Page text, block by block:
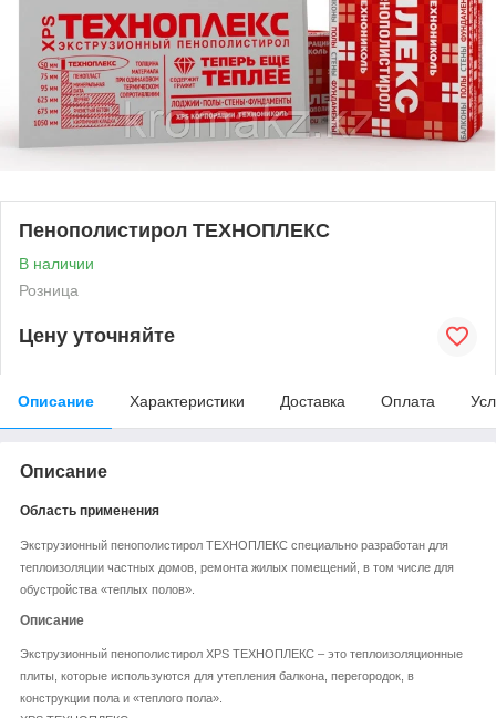
Пенополистирол ТЕХНОПЛЕКС
В наличии
Розница
Цену уточняйте
Описание Характеристики Доставка Оплата
Описание
Область применения
Экструзионный пенополистирол ТЕХНОПЛЕКС специально разработан для
теплоизоляции частных домов, ремонта жилых помещений, в том числе для
обустройства «теплых полов».
Описание
Экструзионный пенополистирол XPS ТЕХНОПЛЕКС – это теплоизоляционные
плиты, которые используются для утепления балкона, перегородок, в
конструкции пола и «теплого пола».